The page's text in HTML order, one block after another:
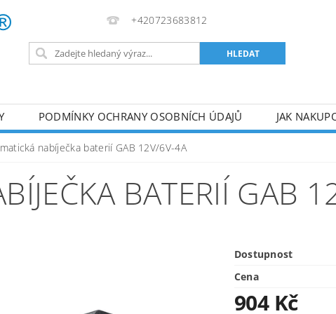
+420723683812
PODMÍNKY OCHRANY OSOBNÍCH ÚDAJŮ JAK
AKUMULÁTOROVÉ NÁŘADÍ
RUČNÍ NÁŘADÍ AKU NÁŘADÍ STAVEBNÍ STROJE
nabíječka baterií GAB 12V/6V-4A
BATERIÍ GAB
Dostupnost
Cena
904 Kč